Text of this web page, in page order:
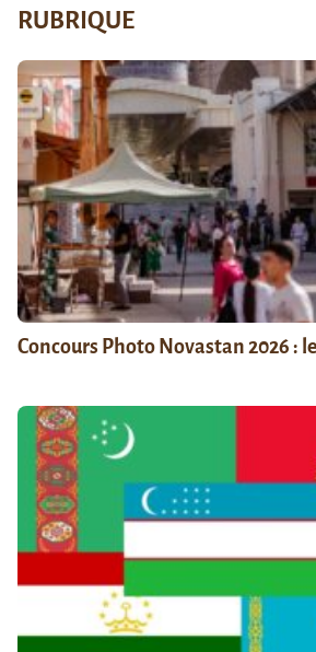
RUBRIQUE
Concours Photo Novastan 2026 :